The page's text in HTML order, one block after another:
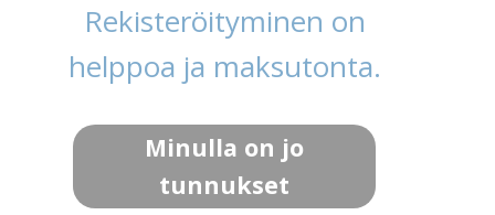
Rekisteröityminen on
helppoa ja maksutonta.
Minulla on jo
tunnukset